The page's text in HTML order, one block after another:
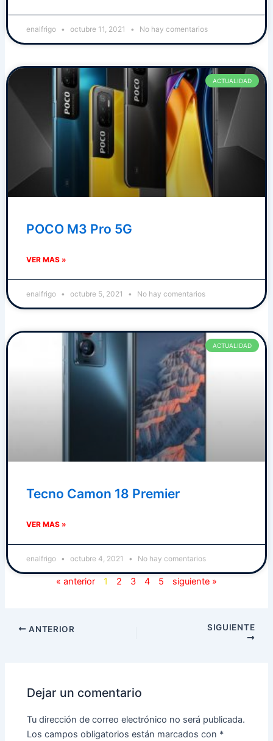
enalfrigo octubre 11, 2021 No hay comentarios
ACTUALIDAD
POCO M3 Pro 5G
VER MAS »
enalfrigo octubre 5, 2021 No hay comentarios
ACTUALIDAD
Tecno Camon 18 Premier
VER MAS »
enalfrigo octubre 4, 2021 No hay comentarios
« anterior 1 2 3 4 5 siguiente »
ANTERIOR SIGUIENTE
Dejar un comentario
Tu dirección de correo electrónico no será publicada.
Los campos obligatorios están marcados con *